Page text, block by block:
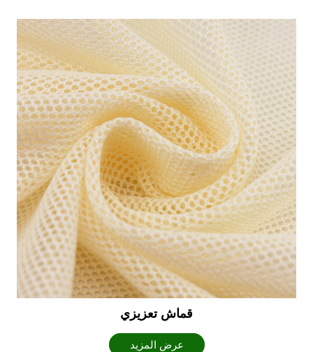
قماش تعزيزي
عرض المزيد